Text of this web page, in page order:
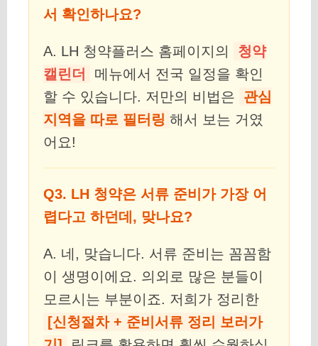
서 확인하나요?
A. LH 청약플러스 홈페이지의
청약
캘린더
메뉴에서 전국 일정을 확인
할 수 있습니다. 저만의 비법은
관심
지역을 따로 필터링 해서 보는 거였
어요!
Q3. LH 청약은 서류 준비가 가장 어
렵다고 하던데, 맞나요?
A. 네, 맞습니다. 서류 준비는 꼼꼼함
이 생명이에요. 의외로 많은 분들이
모르시는 부분이죠. 저희가 정리한
[신청절차 + 준비서류 정리 보러가